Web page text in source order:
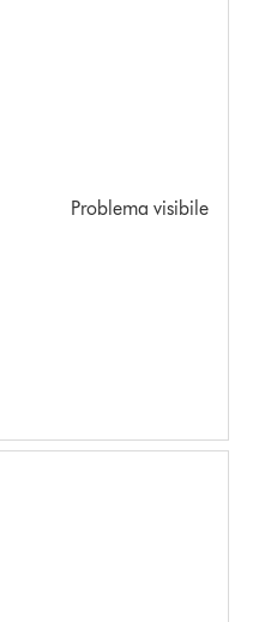
Problema visibile